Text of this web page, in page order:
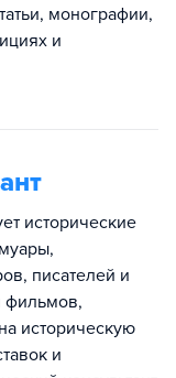
монографии,
и
исторические
писателей и
фильмов,
историческую
и